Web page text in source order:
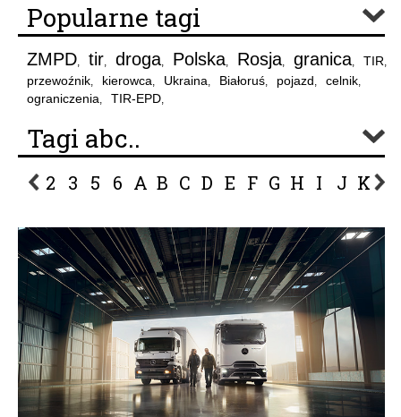
Popularne tagi
ZMPD, tir, droga, Polska, Rosja, granica, TIR,
przewoźnik, kierowca, Ukraina, Białoruś, pojazd, celnik,
ograniczenia, TIR-EPD,
Tagi abc..
2 3 5 6 A B C D E F G H I J K L